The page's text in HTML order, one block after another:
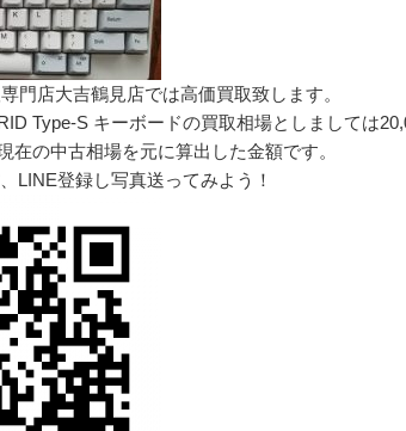
門店大吉鶴見店では高価買取致します。
Type-S キーボードの買取相場としましては
在の中古相場を元に算出した金額です。
LINE登録し写真送ってみよう！